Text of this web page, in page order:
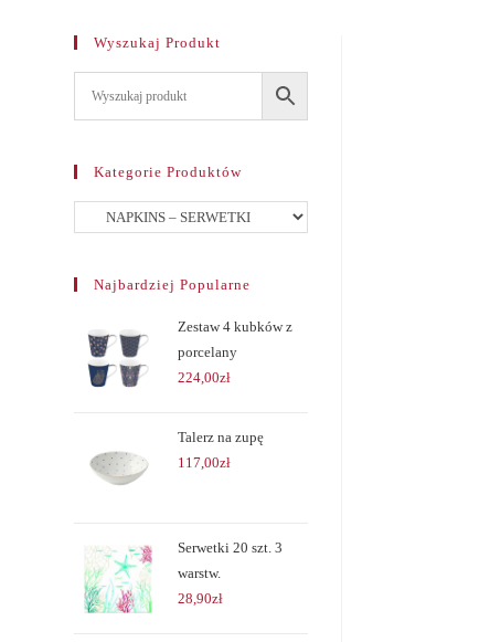
Wyszukaj Produkt
Kategorie Produktów
Najbardziej Popularne
Zestaw 4 kubków z
porcelany
224,00zł
Talerz na zupę
117,00zł
Serwetki 20 szt. 3
warstw.
28,90zł